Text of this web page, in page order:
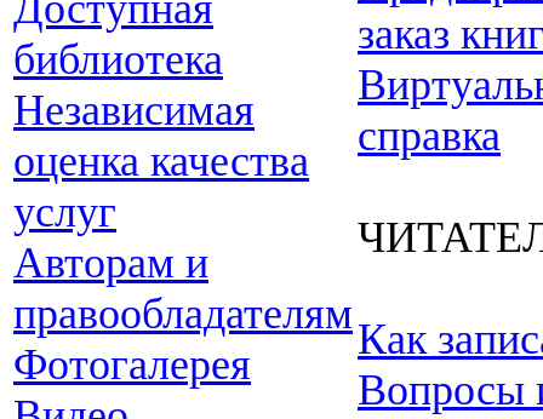
библиотека
Независимая
оценка качества
услуг
Авторам и
правообладателям
Фотогалерея
заказ
справка
Как
Вопросы